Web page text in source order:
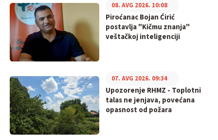
Piroćanac Bojan Ćirić
postavlja "Kičmu znanja"
veštačkoj inteligenciji
08. AVG 2026. 10:08
Upozorenje RHMZ - Toplotni
talas ne jenjava, povećana
opasnost od požara
07. AVG 2026. 09:34